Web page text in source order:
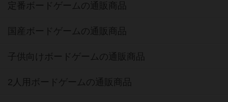
定番ボードゲームの通販商品
国産ボードゲームの通販商品
子供向けボードゲームの通販商品
2人用ボードゲームの通販商品